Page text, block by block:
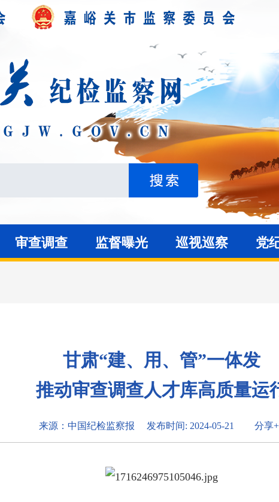
审查调查 监督曝光 巡视巡察 党
甘肃“建、用、管”一体发
推动审查调查人才库高质量运
来源：中国纪检监察报 发布时间: 2024-05-21 分享+